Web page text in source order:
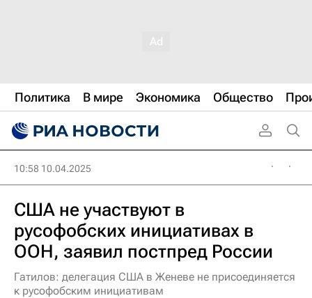
Политика В мире Экономика Общество
10:58 10.04.2025
США не участвуют в
русофобских инициативах в
ООН, заявил постпред России
Гатилов: делегация США в Женеве не присоединяется
к русофобским инициативам